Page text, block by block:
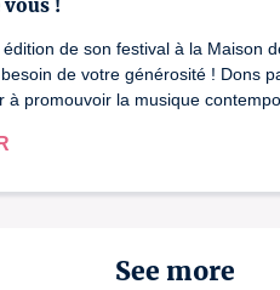
vous !
de son festival à la Maison
de votre générosité ! Dons
à promouvoir la musique
See more